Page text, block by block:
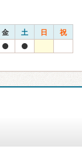
金 土 日 祝